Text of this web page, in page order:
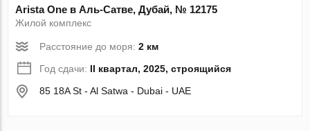
Arista One в Аль-Сатве, Дубай, № 12175
Жилой комплекс
Расстояние до моря:2 км
Год сдачи: II квартал, 2025, строящийся
85 18A St - Al Satwa - Dubai - UAE